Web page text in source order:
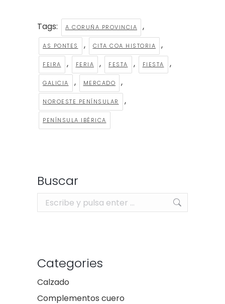
Tags: A CORUÑA PROVINCIA ,
AS PONTES , CITA COA HISTORIA ,
FEIRA , FERIA , FESTA , FIESTA ,
GALICIA , MERCADO ,
NOROESTE PENÍNSULAR ,
PENÍNSULA IBÉRICA
Buscar
Buscar:
Categories
Calzado
Complementos cuero